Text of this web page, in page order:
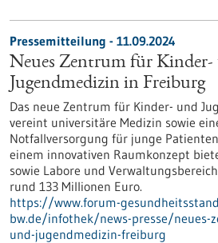
Pressemitteilung - 11.09.2024
Neues Zentrum für Kinder-
Jugendmedizin in Freiburg
Das neue Zentrum für Kinder- und
vereint universitäre Medizin sowie
Notfallversorgung für junge
einem innovativen Raumkonzept
sowie Labore und
rund 133 Millionen Euro.
https://www.forum-
bw.de/infothek/news-presse/neues-
und-jugendmedizin-freiburg